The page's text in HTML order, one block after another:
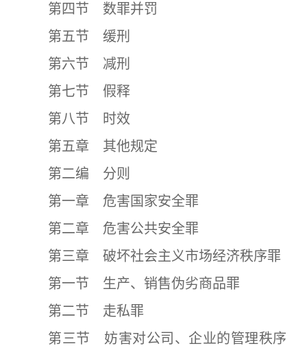
第四节 数罪并罚
第五节 缓刑
第六节 减刑
第七节 假释
第八节 时效
第五章 其他规定
第二编 分则
第一章 危害国家安全罪
第二章 危害公共安全罪
第三章 破坏社会主义市场经济秩序罪
第一节 生产、销售伪劣商品罪
第二节 走私罪
第三节 妨害对公司、企业的管理秩序